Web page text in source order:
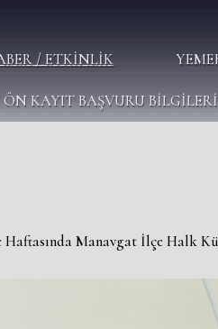
/ ETKINLIK
ÖN KAYIT BAŞVURU BİLGİLERİ
Manavgat İlçe Halk